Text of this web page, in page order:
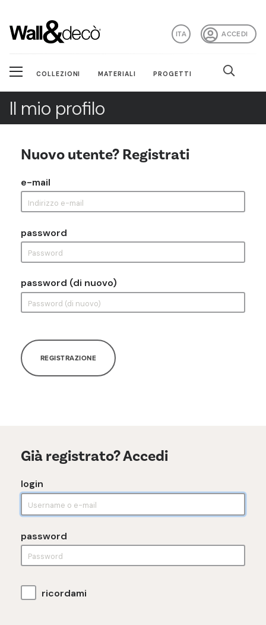
ACCEDI
ITA
COLLEZIONI MATERIALI PROGETTI
Il mio profilo
Nuovo utente? Registrati
e-mail
password
password (di nuovo)
REGISTRAZIONE
Già registrato? Accedi
login
password
ricordami